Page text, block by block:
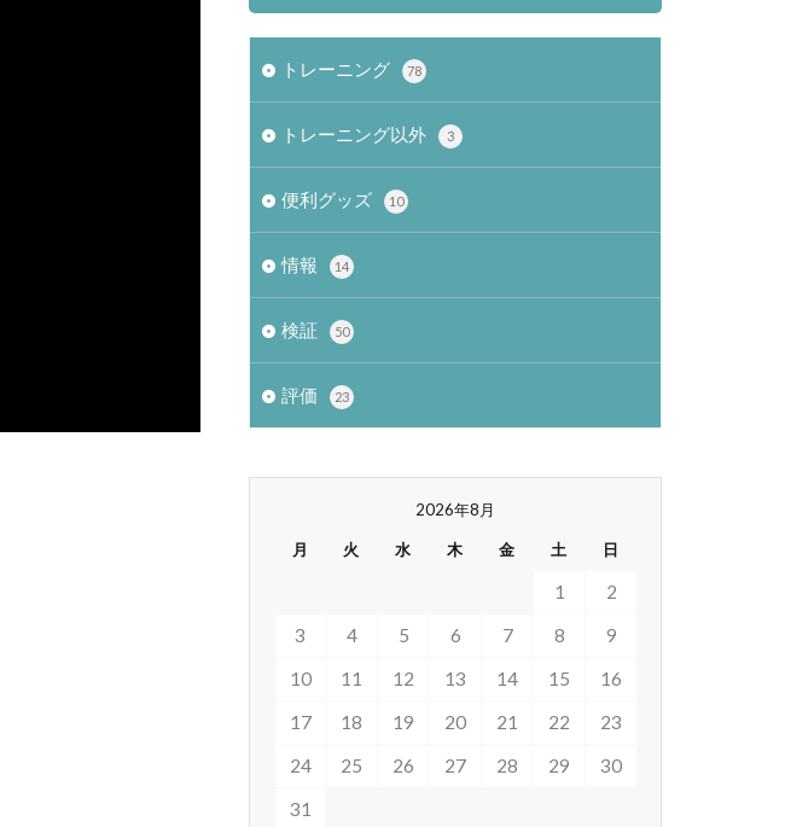
トレーニング 78
トレーニング以外 3
便利グッズ 10
情報 14
検証 50
評価 23
2026年8月
月 火 水 木 金 土 日
1
2
3
4 5 6 7 8
9
10
11 12 13 14 15
16
17
18 19 20 21 22
23
24
25 26 27 28 29
30
31